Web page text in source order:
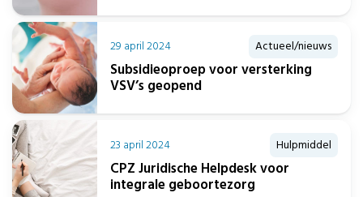
29 april 2024 Actueel/nieuws
Subsidieoproep voor versterking
VSV’s geopend
23 april 2024 Hulpmiddel
CPZ Juridische Helpdesk voor
integrale geboortezorg